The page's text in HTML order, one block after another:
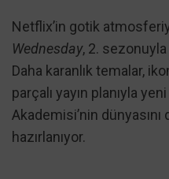
Netflix’in gotik
Wednesday, 2.
Daha karanlık temalar,
parçalı yayın planıyla
Akademisi’nin
hazırlanıyor.